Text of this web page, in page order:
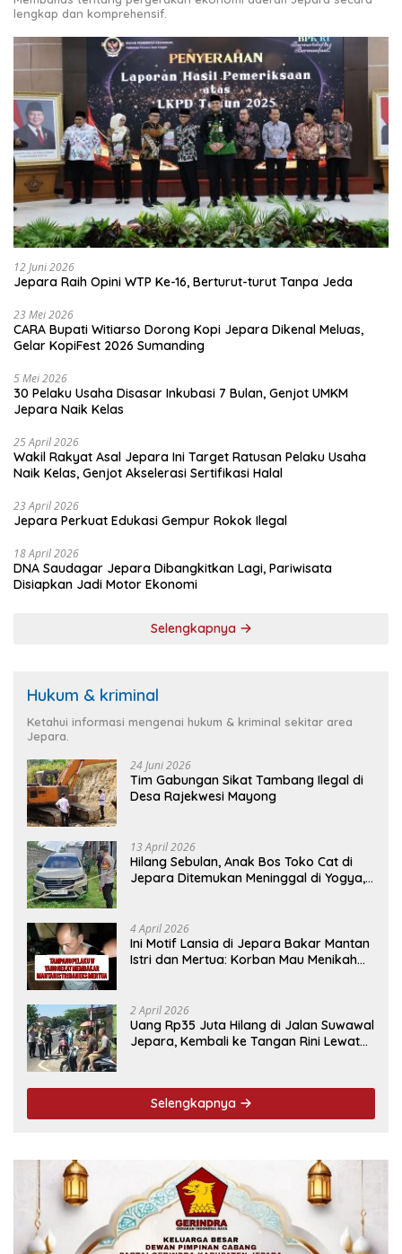
lengkap dan komprehensif.
12 Juni 2026
Jepara Raih Opini WTP Ke-16, Berturut-turut Tanpa Jeda
23 Mei 2026
CARA Bupati Witiarso Dorong Kopi Jepara Dikenal Meluas,
Gelar KopiFest 2026 Sumanding
5 Mei 2026
30 Pelaku Usaha Disasar Inkubasi 7 Bulan, Genjot UMKM
Jepara Naik Kelas
25 April 2026
Wakil Rakyat Asal Jepara Ini Target Ratusan Pelaku Usaha
Naik Kelas, Genjot Akselerasi Sertifikasi Halal
23 April 2026
Jepara Perkuat Edukasi Gempur Rokok Ilegal
18 April 2026
DNA Saudagar Jepara Dibangkitkan Lagi, Pariwisata
Disiapkan Jadi Motor Ekonomi
Selengkapnya
Hukum & kriminal
Ketahui informasi mengenai hukum & kriminal sekitar area
Jepara.
24 Juni 2026
Tim Gabungan Sikat Tambang Ilegal di
Desa Rajekwesi Mayong
13 April 2026
Hilang Sebulan, Anak Bos Toko Cat di
Jepara Ditemukan Meninggal di Yogya,
4 April 2026
Ini Motif Lansia di Jepara Bakar Mantan
Istri dan Mertua: Korban Mau Menikah
2 April 2026
Uang Rp35 Juta Hilang di Jalan Suwawal
Jepara, Kembali ke Tangan Rini Lewat
Selengkapnya